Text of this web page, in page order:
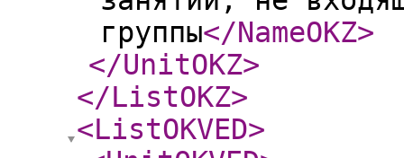
группы</NameOKZ>
</UnitOKZ>
</ListOKZ>
<ListOKVED>